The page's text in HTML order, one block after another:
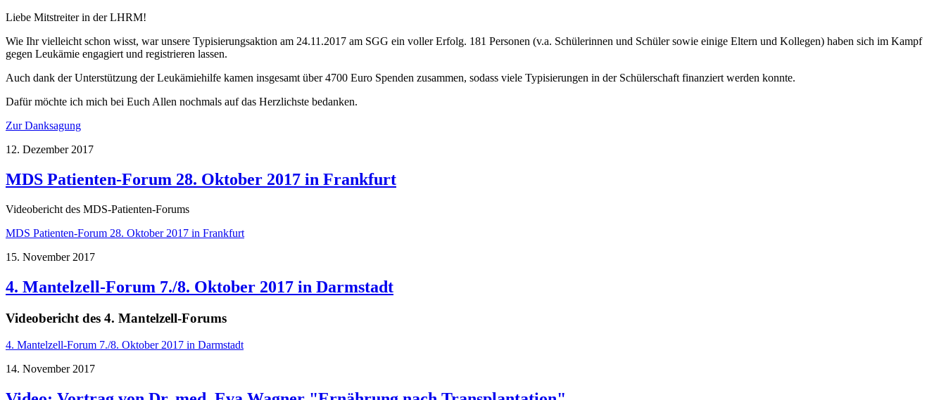
Liebe Mitstreiter in der LHRM!
Wie Ihr vielleicht schon wisst, war unsere Typisierungsaktion am 24.11.2017 am SGG ein voller Erfolg. 181 Personen (v.a. Schülerinnen und Schüler sowie einige Eltern und Kollegen) haben sich im Kampf
gegen Leukämie engagiert und registrieren lassen.
Auch dank der Unterstützung der Leukämiehilfe kamen insgesamt über 4700 Euro Spenden zusammen, sodass viele Typisierungen in der Schülerschaft finanziert werden konnte.
Dafür möchte ich mich bei Euch Allen nochmals auf das Herzlichste bedanken.
Zur Danksagung
12. Dezember 2017
MDS Patienten-Forum 28. Oktober 2017 in Frankfurt
Videobericht des MDS-Patienten-Forums
MDS Patienten-Forum 28. Oktober 2017 in Frankfurt
15. November 2017
4. Mantelzell-Forum 7./8. Oktober 2017 in Darmstadt
Videobericht des 4. Mantelzell-Forums
4. Mantelzell-Forum 7./8. Oktober 2017 in Darmstadt
14. November 2017